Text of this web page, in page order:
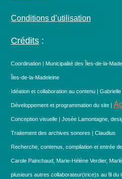
Conditions d’utilisation
Crédits :
Coordination | Municipalité des Îles-de-la-
Îles-de-la-Madeleine
Idéation et collaboration au contenu |
Développement et programmation du site |
Conception visuelle | Josée Lamontagne,
Traitement des archives sonores | Claudius
Recherche, contenus, compilation et entrée
Carole Painchaud, Marie-Hélène Verdier,
plusieurs autres collaborateur(trice)s au fil du